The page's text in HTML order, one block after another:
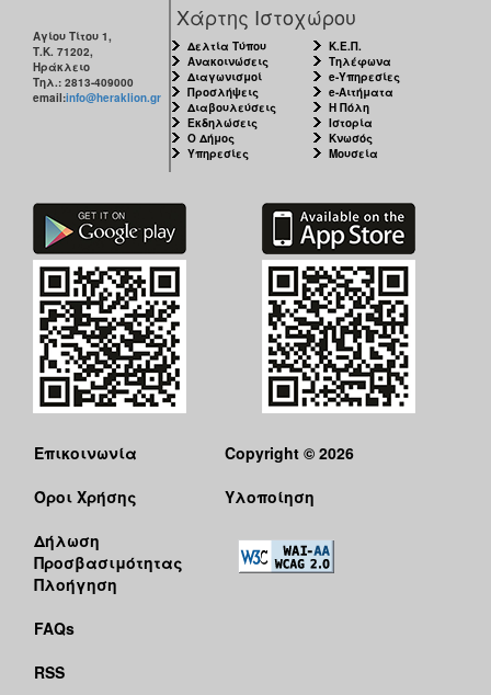
Αγίου Τίτου 1,
Τ.Κ. 71202,
Ηράκλειο
Τηλ.: 2813-409000
email:info@heraklion.gr
Χάρτης Ιστοχώρου
Δελτία Τύπου
Ανακοινώσεις
Διαγωνισμοί
Προσλήψεις
Διαβουλεύσεις
Εκδηλώσεις
Ο Δήμος
Υπηρεσίες
Κ.Ε.Π.
Τηλέφωνα
e-Υπηρεσίες
e-Αιτήματα
Η Πόλη
Ιστορία
Κνωσός
Μουσεία
Επικοινωνία
Όροι Χρήσης
Δήλωση
Προσβασιμότητας
Πλοήγηση
FAQs
RSS
Copyright © 2026
Υλοποίηση